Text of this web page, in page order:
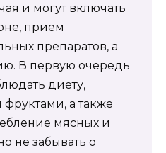
и могут включать
прием
препаратов, а
В первую очередь
диету,
а также
мясных и
не забывать о